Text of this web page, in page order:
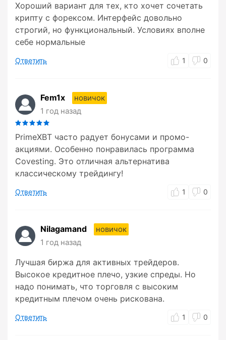
Хороший вариант для тех, кто хочет сочетать
крипту с форексом. Интерфейс довольно
строгий, но функциональный. Условиях вполне
себе нормальные
Ответить 1 0
Fem1x
новичок
1 год назад
PrimeXBT часто радует бонусами и промо-
акциями. Особенно понравилась программа
Covesting. Это отличная альтернатива
классическому трейдингу!
Ответить 1 0
Nilagamand
новичок
1 год назад
Лучшая биржа для активных трейдеров.
Высокое кредитное плечо, узкие спреды. Но
надо понимать, что торговля с высоким
кредитным плечом очень рискована.
Ответить 1 0